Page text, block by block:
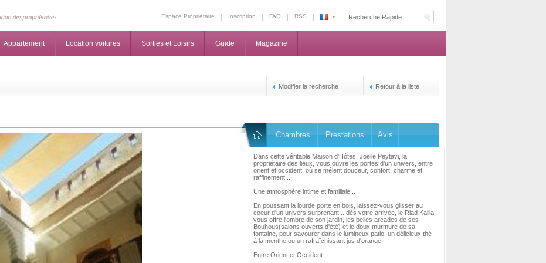
Espace Propriétaire Inscription FAQ
RSS
Appartement Location voitures Sorties et Loisirs Guide Magazine
Modifier la recherche Retour à la liste
Chambres Prestations Avis
Dans cette véritable Maison d'Hôtes, Joelle Peytavi, la
propriétaire des lieux, vous ouvre les portes d'un univers, entre
orient et occident, où se mêlent douceur, confort, charme et
raffinement...
Une atmosphère intime et familiale...
En poussant la lourde porte en bois, laissez-vous glisser au
coeur d'un univers surprenant... dès votre arrivée, le Riad Kalila
vous offre l'ombre de son jardin, les belles arcades de ses
Bouhous(salons ouverts d'été) et le doux murmure de sa
fontaine, pour savourer dans le lumineux patio, un délicieux thé
à la menthe ou un rafraîchissant jus d'orange.
Entre Orient et Occident...